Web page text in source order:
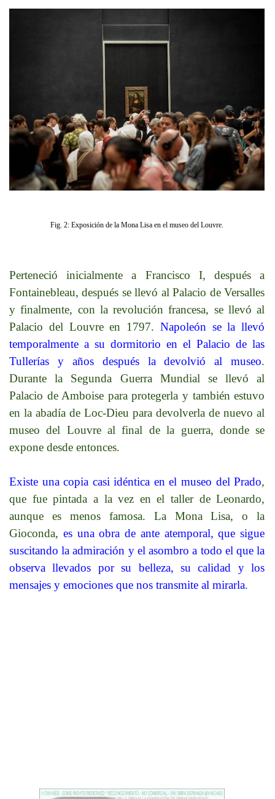
Fig. 2: Exposición de la Mona Lisa en el museo del Louvre.
Perteneció inicialmente a Francisco I, después a
Fontainebleau, después se llevó al Palacio de Versalles
y finalmente, con la revolución francesa, se llevó al
Palacio del Louvre en 1797. Napoleón se la llevó
temporalmente a su dormitorio en el Palacio de las
Tullerías y años después la devolvió al museo.
Durante la Segunda Guerra Mundial se llevó al
Palacio de Amboise para protegerla y también estuvo
en la abadía de Loc-Dieu para devolverla de nuevo al
museo del Louvre al final de la guerra, donde se
expone desde entonces.
Existe una copia casi idéntica en el museo del Prado,
que fue pintada a la vez en el taller de Leonardo,
aunque es menos famosa. La Mona Lisa, o la
Gioconda, es una obra de ante atemporal, que sigue
suscitando la admiración y el asombro a todo el que la
observa llevados por su belleza, su calidad y los
mensajes y emociones que nos transmite al mirarla.